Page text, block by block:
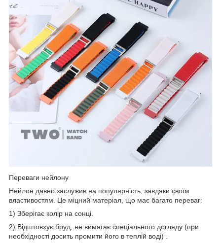
Переваги нейлону
Нейлон давно заслужив на популярність, завдяки своїм
властивостям. Це міцний матеріал, що має багато переваг:
1) Зберігає колір на сонці.
2) Відштовхує бруд, не вимагає спеціального догляду (при
необхідності досить промити його в теплій воді) .